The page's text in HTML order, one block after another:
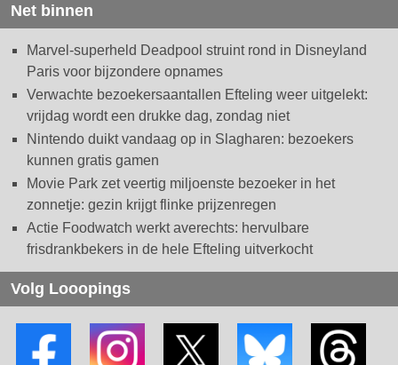
Net binnen
Marvel-superheld Deadpool struint rond in Disneyland
Paris voor bijzondere opnames
Verwachte bezoekersaantallen Efteling weer uitgelekt:
vrijdag wordt een drukke dag, zondag niet
Nintendo duikt vandaag op in Slagharen: bezoekers
kunnen gratis gamen
Movie Park zet veertig miljoenste bezoeker in het
zonnetje: gezin krijgt flinke prijzenregen
Actie Foodwatch werkt averechts: hervulbare
frisdrankbekers in de hele Efteling uitverkocht
Volg Looopings